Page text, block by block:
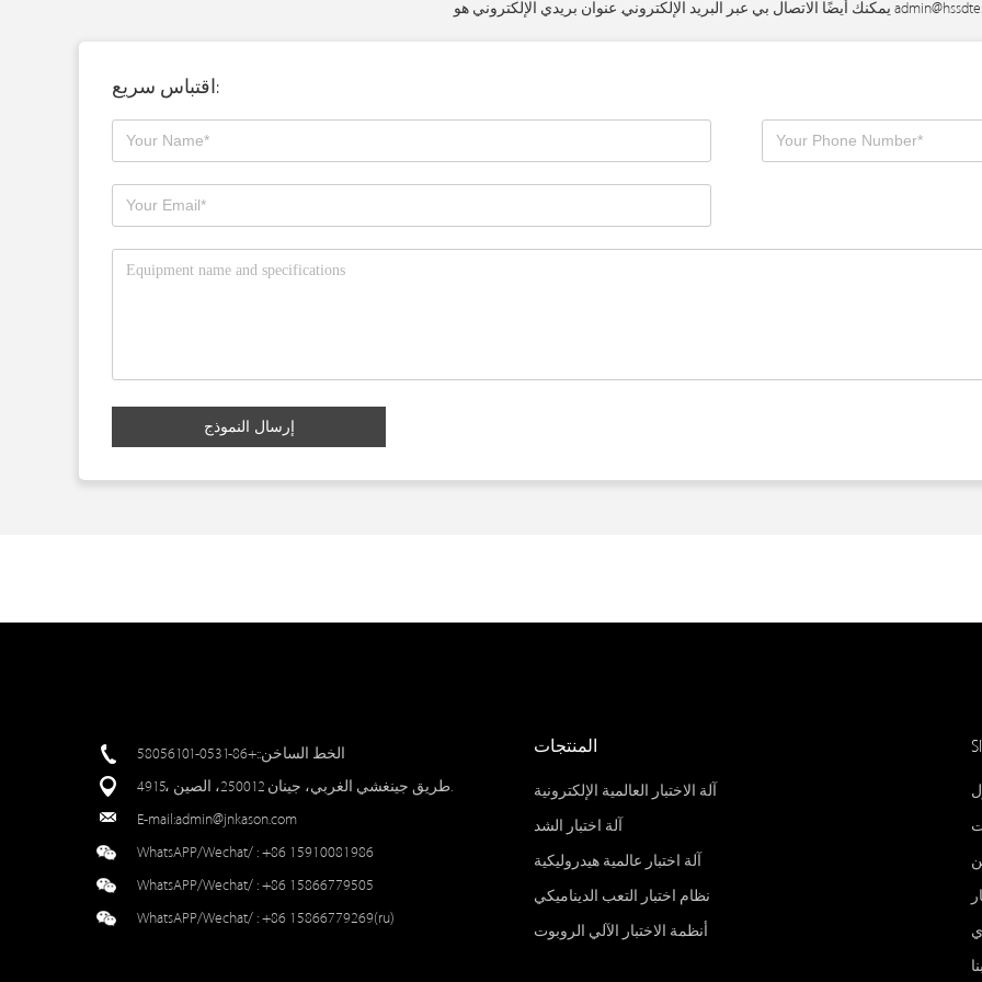
اقتباس سريع:
إرسال النموذج
الخط الساخن::+86-0531-58056101
4915، طريق جينغشي الغربي، جينان 250012، الصين.
E-mail:admin@jnkason.com
WhatsAPP/Wechat/ : +86 15910081986
WhatsAPP/Wechat/ : +86 15866779505
WhatsAPP/Wechat/ : +86 15866779269(ru)
المنتجات
آلة الاختبار العالمية الإلكترونية
آلة اختبار الشد
آلة اختبار عالمية هيدروليكية
نظام اختبار التعب الديناميكي
أنظمة الاختبار الآلي الروبوت